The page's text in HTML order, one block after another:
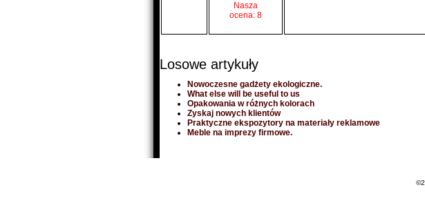
Nasza
ocena: 8
Losowe artykuły
Nowoczesne gadżety ekologiczne.
What else will be useful to us
Opakowania w różnych kolorach
Zyskaj nowych klientów
Praktyczne ekspozytory na materiały reklamowe
Meble na imprezy firmowe.